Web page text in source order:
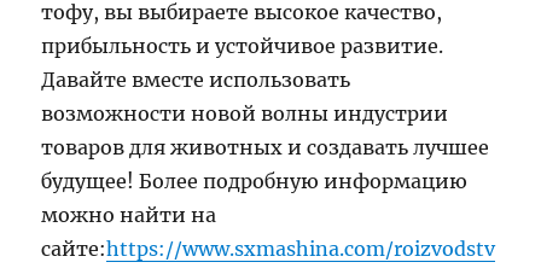
тофу, вы выбираете высокое качество,
прибыльность и устойчивое развитие.
Давайте вместе использовать
возможности новой волны индустрии
товаров для животных и создавать лучшее
будущее! Более подробную информацию
можно найти на
сайте:https://www.sxmashina.com/roizvodstv